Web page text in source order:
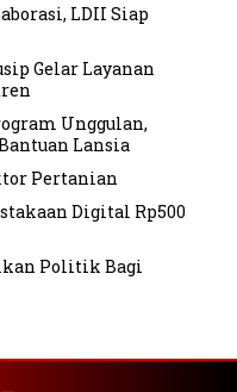
LDII Siap
Gelar Layanan
Unggulan,
Lansia
Pertanian
Digital Rp500
Politik Bagi